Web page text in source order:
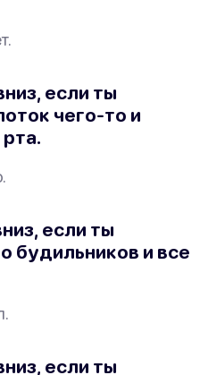
если ты
чего-то и
если ты
будильников и все
если ты